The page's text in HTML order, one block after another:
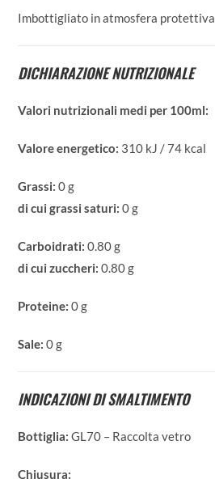
Imbottigliato in atmosfera protettiva
DICHIARAZIONE NUTRIZIONALE
Valori nutrizionali medi per 100ml:
Valore energetico: 310 kJ / 74 kcal
Grassi: 0 g
di cui grassi saturi: 0 g
Carboidrati: 0.80 g
di cui zuccheri: 0.80 g
Proteine:0 g
Sale:0 g
INDICAZIONI DI SMALTIMENTO
Bottiglia:GL70 – Raccolta vetro
Chiusura: